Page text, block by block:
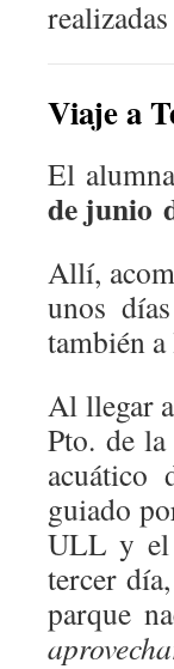
Viaje a
El
de junio
Allí,
unos
también
Al llegar
Pto. de
acuático
guiado
ULL y el
tercer
parque